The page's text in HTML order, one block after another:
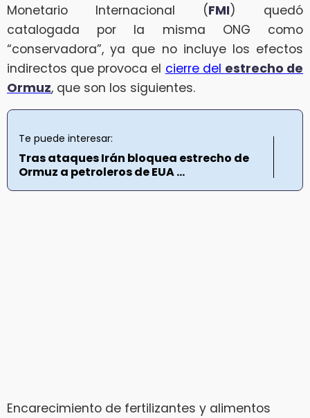
Monetario Internacional (FMI) quedó
catalogada por la misma ONG como
“conservadora”, ya que no incluye los efectos
indirectos que provoca el cierre del estrecho de
Ormuz, que son los siguientes.
Te puede interesar:
Tras ataques Irán bloquea estrecho de
Ormuz a petroleros de EUA ...
Encarecimiento de fertilizantes y alimentos